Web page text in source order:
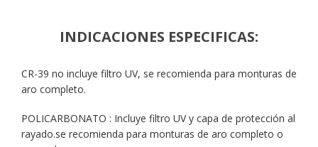
INDICACIONES ESPECIFICAS:
CR-39 no incluye filtro UV, se recomienda para monturas de
aro completo.
POLICARBONATO : Incluye filtro UV y capa de protección al
rayado.se recomienda para monturas de aro completo o